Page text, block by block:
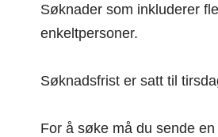
Søknader som inkluderer
enkeltpersoner.
Søknadsfrist er satt til
For å søke må du sende